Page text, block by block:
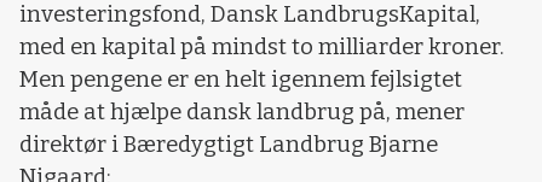
investeringsfond, Dansk LandbrugsKapital,
med en kapital på mindst to milliarder kroner.
Men pengene er en helt igennem fejlsigtet
måde at hjælpe dansk landbrug på, mener
direktør i Bæredygtigt Landbrug Bjarne